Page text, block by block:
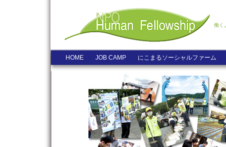
働く
HOME JOB CAMP にこまるソーシャルファーム